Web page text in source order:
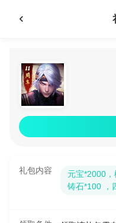
礼包内容
元宝*2000
铸石*100 ，